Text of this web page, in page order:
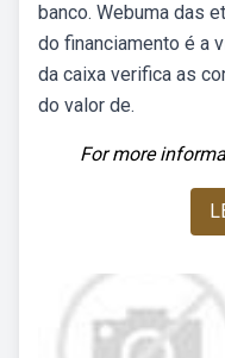
banco. Webuma das
do financiamento é a
da caixa verifica as
do valor de.
For more